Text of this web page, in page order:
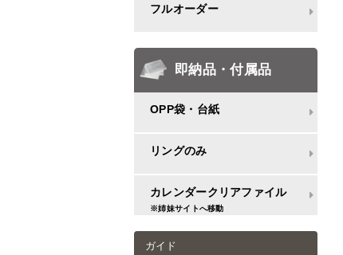
フルオーダー
即納品・付属品
OPP袋・台紙
リングのみ
カレンダークリアファイル
※姉妹サイトへ移動
ガイド